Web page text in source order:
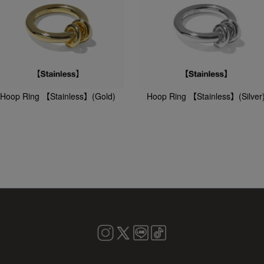
Hoop Ring 【Stainless】(Gold) Hoop Ring 【Stainless】